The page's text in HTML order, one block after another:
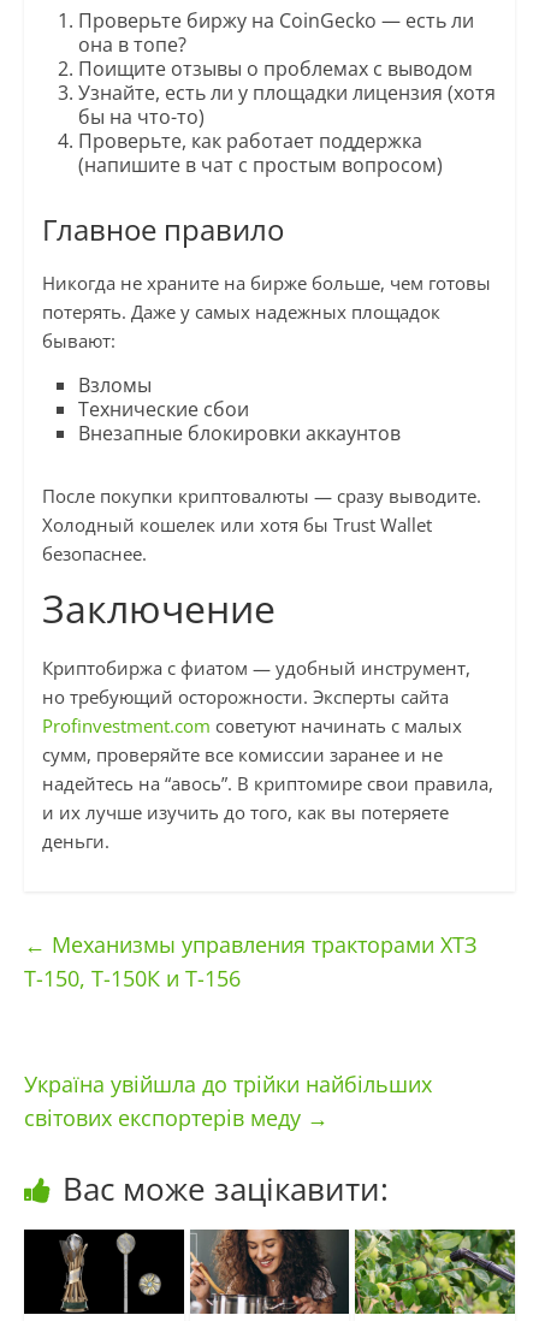
Проверьте биржу на CoinGecko — есть ли
она в топе?
Поищите отзывы о проблемах с выводом
Узнайте, есть ли у площадки лицензия (хотя
бы на что-то)
Проверьте, как работает поддержка
(напишите в чат с простым вопросом)
Главное правило
Никогда не храните на бирже больше, чем готовы
потерять. Даже у самых надежных площадок
бывают:
Взломы
Технические сбои
Внезапные блокировки аккаунтов
После покупки криптовалюты — сразу выводите.
Холодный кошелек или хотя бы Trust Wallet
безопаснее.
Заключение
Криптобиржа с фиатом — удобный инструмент,
но требующий осторожности. Эксперты сайта
Profinvestment.com советуют начинать с малых
сумм, проверяйте все комиссии заранее и не
надейтесь на “авось”. В криптомире свои правила,
и их лучше изучить до того, как вы потеряете
деньги.
← Механизмы управления тракторами ХТЗ
Т-150, Т-150К и Т-156
Україна увійшла до трійки найбільших
світових експортерів меду →
Вас може зацікавити: